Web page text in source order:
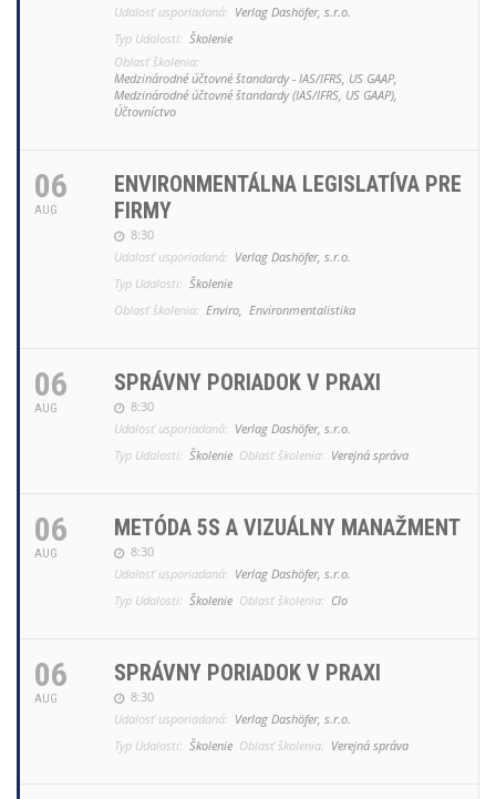
Udalosť usporiadaná: Verlag Dashöfer, s.r.o.
Typ Udalosti: Školenie
Oblasť školenia:
Medzinárodné účtovné štandardy - IAS/IFRS, US GAAP,
Medzinárodné účtovné štandardy (IAS/IFRS, US GAAP),
Účtovníctvo
06
AUG
ENVIRONMENTÁLNA LEGISLATÍVA PRE
FIRMY
8:30
Udalosť usporiadaná: Verlag Dashöfer, s.r.o.
Typ Udalosti: Školenie
Oblasť školenia: Enviro, Environmentalistika
06
AUG
SPRÁVNY PORIADOK V PRAXI
8:30
Udalosť usporiadaná: Verlag Dashöfer, s.r.o.
Typ Udalosti: Školenie Oblasť školenia: Verejná správa
06
AUG
METÓDA 5S A VIZUÁLNY MANAŽMENT
8:30
Udalosť usporiadaná: Verlag Dashöfer, s.r.o.
Typ Udalosti: Školenie Oblasť školenia: Clo
06
AUG
SPRÁVNY PORIADOK V PRAXI
8:30
Udalosť usporiadaná: Verlag Dashöfer, s.r.o.
Typ Udalosti: Školenie Oblasť školenia: Verejná správa